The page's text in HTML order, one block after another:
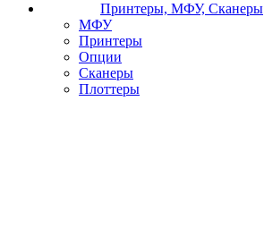
Принтеры, МФУ, Сканеры
МФУ
Принтеры
Опции
Сканеры
Плоттеры